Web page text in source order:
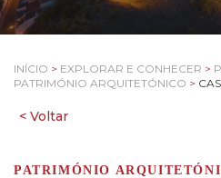
INÍCIO > EXPLORAR E CONHECER >
PATRIMÓNIO ARQUITETÓNICO >
PATRIMÓNIO